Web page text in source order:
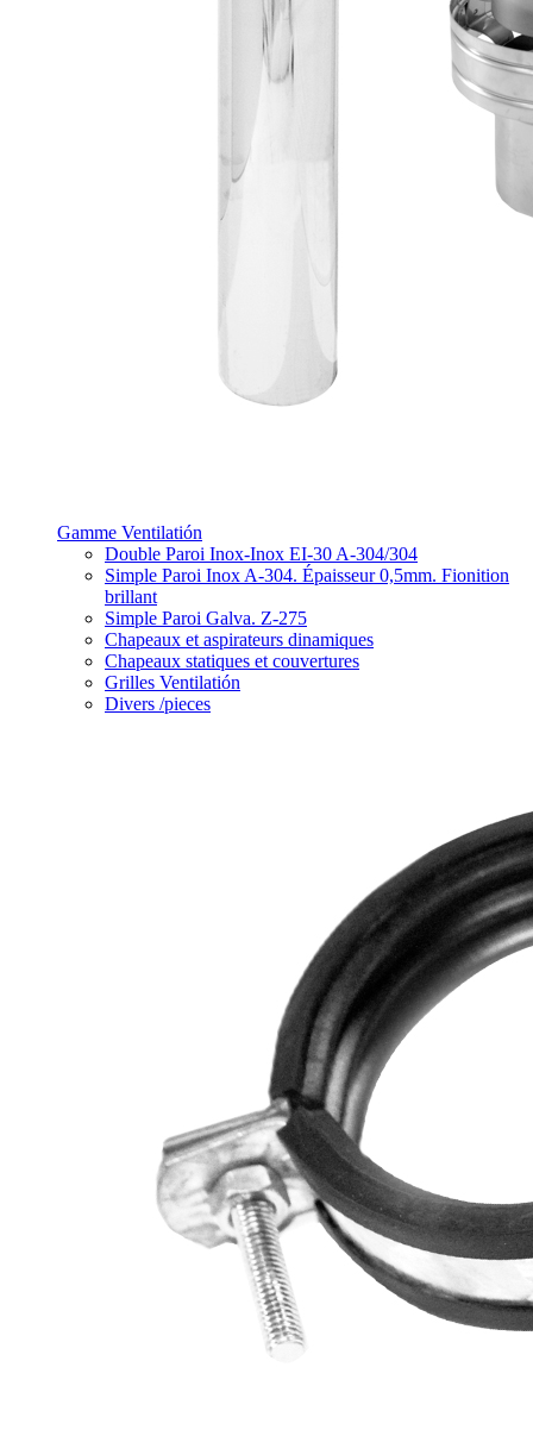
Gamme Ventilatión
Double Paroi Inox-Inox EI-30 A-304/304
Simple Paroi Inox A-304. Épaisseur 0,5mm. Fionition
brillant
Simple Paroi Galva. Z-275
Chapeaux et aspirateurs dinamiques
Chapeaux statiques et couvertures
Grilles Ventilatión
Divers /pieces